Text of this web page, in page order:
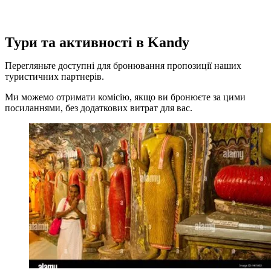
Тури та активності в Kandy
Перегляньте доступні для бронювання пропозиції наших
туристичних партнерів.
Ми можемо отримати комісію, якщо ви бронюєте за цими
посиланнями, без додаткових витрат для вас.